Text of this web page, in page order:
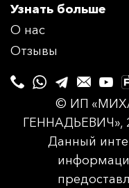
Узнать больше
О нас
Отзывы
© ИП
ГЕННАДЬЕВИЧ»,
Данный